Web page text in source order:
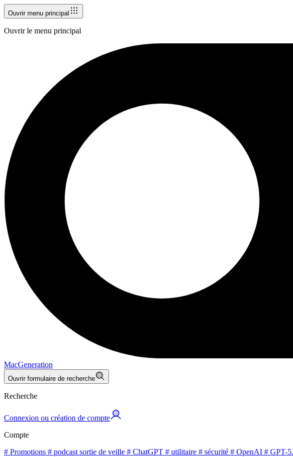
Ouvrir menu principal
Ouvrir le menu principal
MacGeneration
Ouvrir formulaire de recherche
Recherche
Connexion ou création de compte
Compte
# Promotions # podcast sortie de veille # ChatGPT # utilitaire # sécurité # OpenAI # GPT-